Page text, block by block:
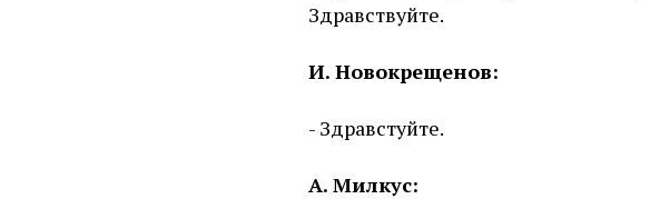
Здравствуйте.
И. Новокрещенов:
- Здравстуйте.
А. Милкус: